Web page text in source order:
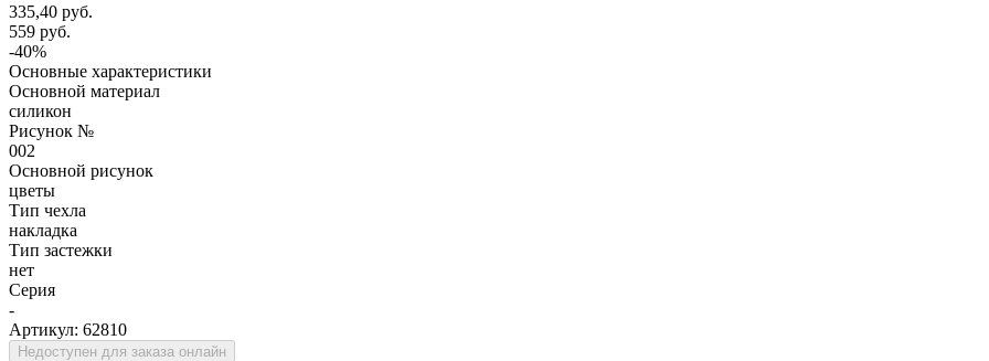
335,40 руб.
559 руб.
-40%
Основные характеристики
Основной материал
силикон
Рисунок №
002
Основной рисунок
цветы
Тип чехла
накладка
Тип застежки
нет
Серия
-
Артикул: 62810
Недоступен для заказа онлайн